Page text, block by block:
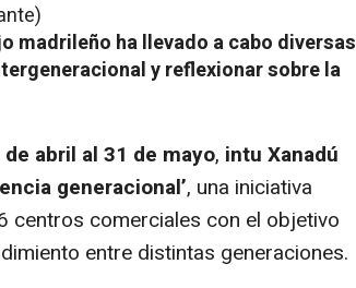
madrileño ha llevado a cabo diversas
y reflexionar sobre la
de abril al 31 de mayo, intu Xanadú
generacional’, una iniciativa
centros comerciales con el objetivo
entre distintas generaciones.